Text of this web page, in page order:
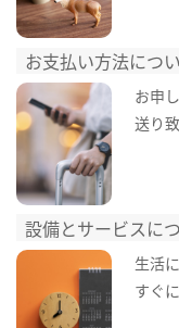
お支払い方法につ
お申
送り
設備とサービスに
生活
すぐ